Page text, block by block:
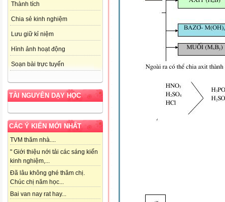
Thành tích
Chia sẻ kinh nghiệm
Lưu giữ kỉ niệm
Hình ảnh hoạt động
Soạn bài trực tuyến
TÀI NGUYÊN DẠY HỌC
CÁC Ý KIẾN MỚI NHẤT
TVM thăm nhà....
" Giới thiệu nới tải các sáng kiến
kinh nghiệm,...
Đã lâu không ghé thăm chị.
Chúc chị năm học...
Bai van nay rat hay...